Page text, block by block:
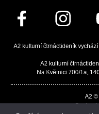
A2 kulturní čtrnáctideník
A2 kulturní
Na Květnici 700/1a,
A2 ©
Design